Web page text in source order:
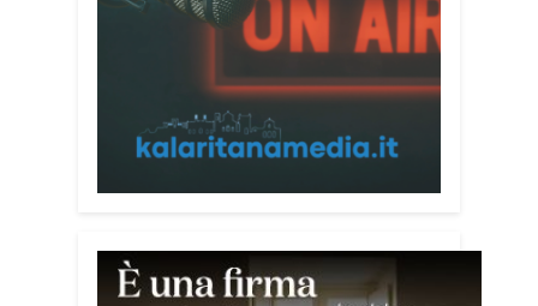
Giuseppe Baturi ha approfondito il ruolo
dei giovani nella costruzione di ponti tra
inserito nel percorso “Cagliari Città della
Pace e del Mediterraneo”, progetto che
promuove il dialogo e la collaborazione
Tra le testimonianze quella di Thea,
giovane libanese del Consiglio dei